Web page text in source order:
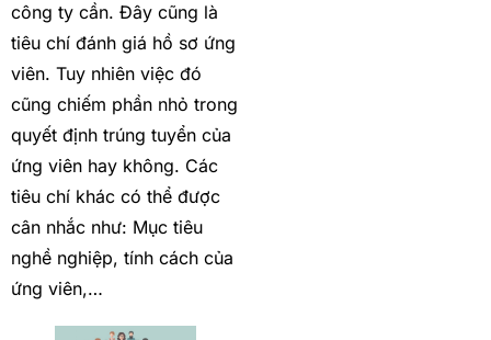
công ty cần. Đây cũng là
tiêu chí đánh giá hồ sơ ứng
viên. Tuy nhiên việc đó
cũng chiếm phần nhỏ trong
quyết định trúng tuyển của
ứng viên hay không. Các
tiêu chí khác có thể được
cân nhắc như: Mục tiêu
nghề nghiệp, tính cách của
ứng viên,…